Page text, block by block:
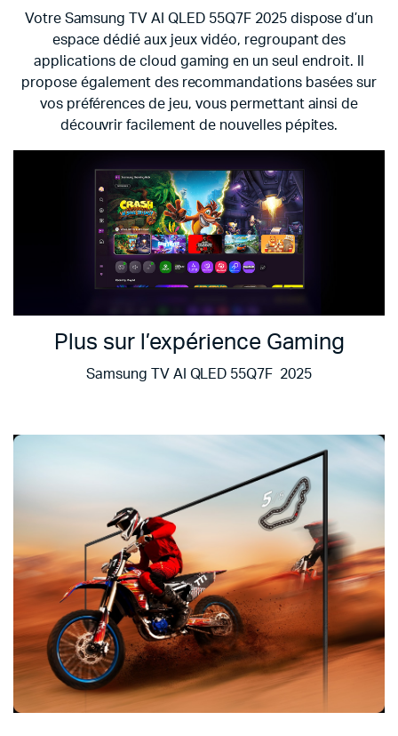
Votre Samsung TV AI QLED 55Q7F 2025 dispose d’un
espace dédié aux jeux vidéo, regroupant des
applications de cloud gaming en un seul endroit. Il
propose également des recommandations basées sur
vos préférences de jeu, vous permettant ainsi de
découvrir facilement de nouvelles pépites.
Plus sur l’expérience Gaming
Samsung TV AI QLED 55Q7F 2025